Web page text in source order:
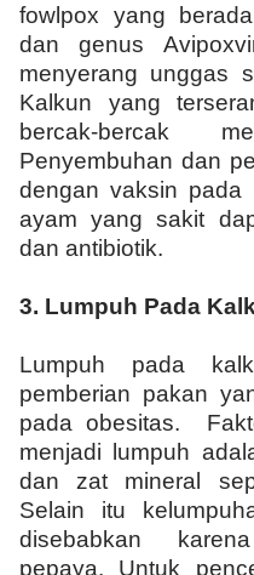
fowlpox yang
dan genus
menyerang unggas
Kalkun yang
bercak-bercak
Penyembuhan dan
dengan vaksin pada
ayam yang sakit
dan antibiotik.
3. Lumpuh Pada
Lumpuh pada
pemberian pakan
pada obesitas.
menjadi lumpuh
dan zat mineral
Selain itu
disebabkan
pepaya. Untuk